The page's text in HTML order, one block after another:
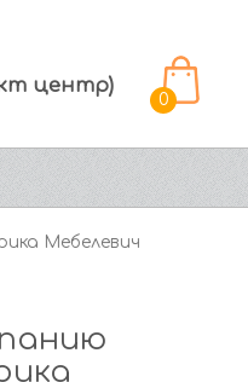
центр)
0
Мебелевич